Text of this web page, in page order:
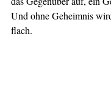
Und ohne Geheimnis
flach.